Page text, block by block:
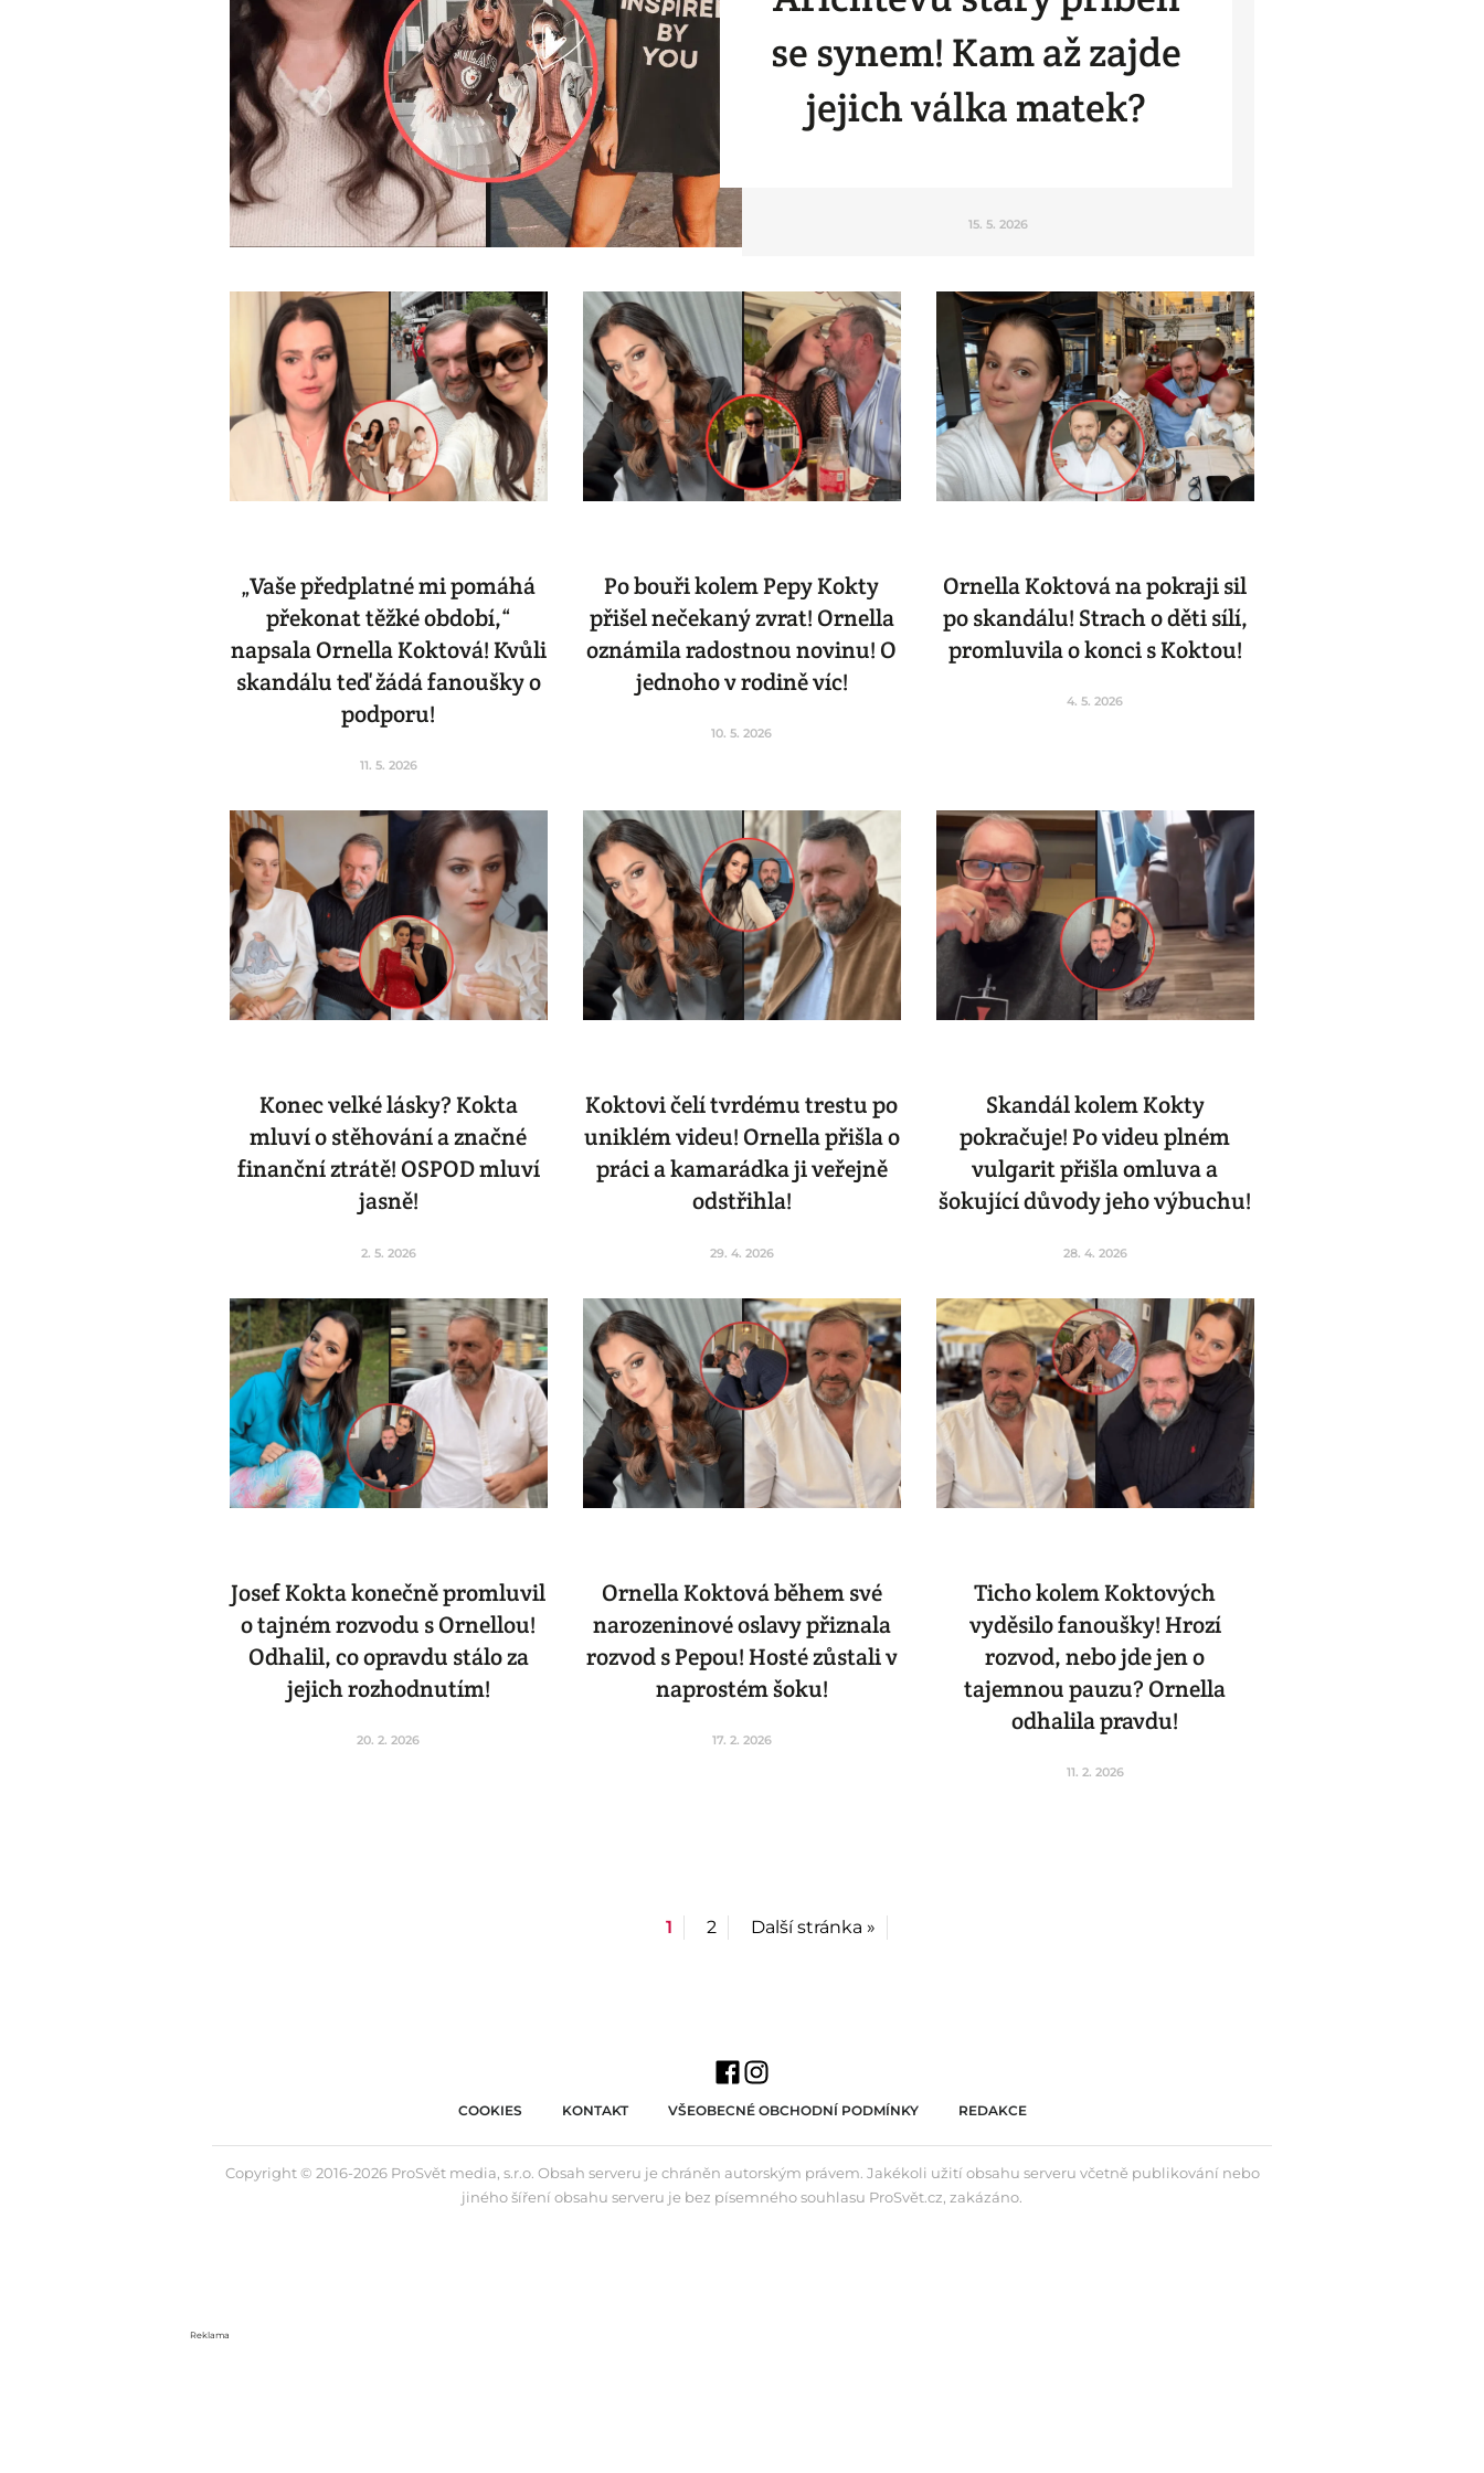
se synem! Kam až zajde
jejich válka matek?
15. 5. 2026
„Vaše předplatné mi pomáhá
překonat těžké období,“
napsala Ornella Koktová! Kvůli
skandálu teď žádá fanoušky o
podporu!
11. 5. 2026
Po bouři kolem Pepy Kokty
přišel nečekaný zvrat! Ornella
oznámila radostnou novinu! O
jednoho v rodině víc!
10. 5. 2026
Ornella Koktová na pokraji sil
po skandálu! Strach o děti sílí,
promluvila o konci s Koktou!
4. 5. 2026
Konec velké lásky? Kokta
mluví o stěhování a značné
finanční ztrátě! OSPOD mluví
jasně!
2. 5. 2026
Koktovi čelí tvrdému trestu po
uniklém videu! Ornella přišla o
práci a kamarádka ji veřejně
odstřihla!
29. 4. 2026
Skandál kolem Kokty
pokračuje! Po videu plném
vulgarit přišla omluva a
šokující důvody jeho výbuchu!
28. 4. 2026
Josef Kokta konečně promluvil
o tajném rozvodu s Ornellou!
Odhalil, co opravdu stálo za
jejich rozhodnutím!
20. 2. 2026
Ornella Koktová během své
narozeninové oslavy přiznala
rozvod s Pepou! Hosté zůstali v
naprostém šoku!
17. 2. 2026
Ticho kolem Koktových
vyděsilo fanoušky! Hrozí
rozvod, nebo jde jen o
tajemnou pauzu? Ornella
odhalila pravdu!
11. 2. 2026
1 2 Další stránka »
COOKIES KONTAKT VŠEOBECNÉ OBCHODNÍ PODMÍNKY REDAKCE
Copyright © 2016-2026 ProSvět media, s.r.o. Obsah serveru je chráněn autorským právem. Jakékoli užití obsahu serveru včetně publikování nebo
jiného šíření obsahu serveru je bez písemného souhlasu ProSvět.cz, zakázáno.
Reklama